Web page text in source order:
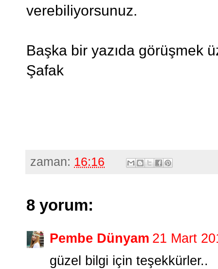
verebiliyorsunuz.
Başka bir yazıda görüşmek
Şafak
zaman: 16:16
8 yorum:
Pembe Dünyam 21 Mart
güzel bilgi için teşekkürler..